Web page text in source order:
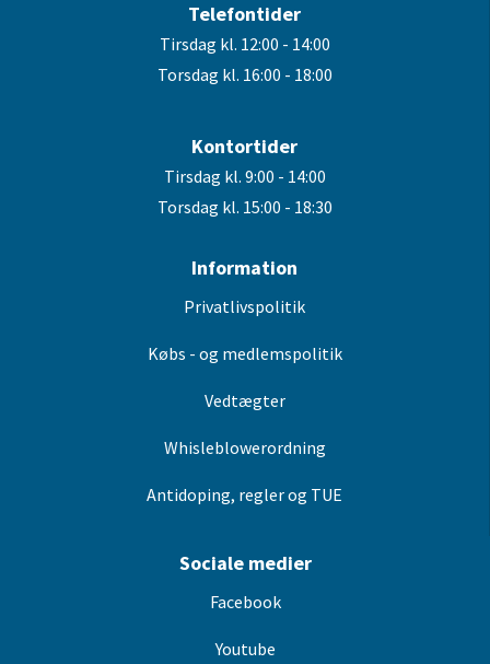
Telefontider
Tirsdag kl. 12:00 - 14:00
Torsdag kl. 16:00 - 18:00
Kontortider
Tirsdag kl. 9:00 - 14:00
Torsdag kl. 15:00 - 18:30
Information
Privatlivspolitik
Købs - og medlemspolitik
Vedtægter
Whisleblowerordning
Antidoping, regler og TUE
Sociale medier
Facebook
Youtube